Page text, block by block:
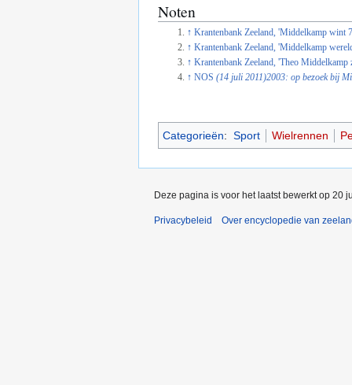
Noten
↑ Krantenbank Zeeland, 'Middelkamp wint
↑ Krantenbank Zeeland, 'Middelkamp
↑ Krantenbank Zeeland, 'Theo
↑ NOS (14 juli 2011)2003: op bezoek bij
Categorieën: Sport Wielrennen
Deze pagina is voor het laatst bewerkt op 20
Privacybeleid Over encyclopedie van